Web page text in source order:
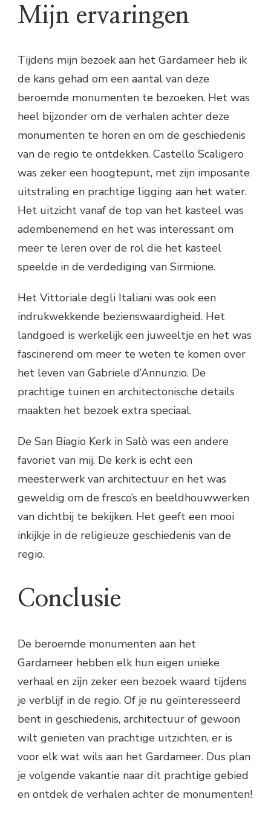
Mijn ervaringen
Tijdens mijn bezoek aan het Gardameer heb ik
de kans gehad om een aantal van deze
beroemde monumenten te bezoeken. Het was
heel bijzonder om de verhalen achter deze
monumenten te horen en om de geschiedenis
van de regio te ontdekken. Castello Scaligero
was zeker een hoogtepunt, met zijn imposante
uitstraling en prachtige ligging aan het water.
Het uitzicht vanaf de top van het kasteel was
adembenemend en het was interessant om
meer te leren over de rol die het kasteel
speelde in de verdediging van Sirmione.
Het Vittoriale degli Italiani was ook een
indrukwekkende bezienswaardigheid. Het
landgoed is werkelijk een juweeltje en het was
fascinerend om meer te weten te komen over
het leven van Gabriele d’Annunzio. De
prachtige tuinen en architectonische details
maakten het bezoek extra speciaal.
De San Biagio Kerk in Salò was een andere
favoriet van mij. De kerk is echt een
meesterwerk van architectuur en het was
geweldig om de fresco’s en beeldhouwwerken
van dichtbij te bekijken. Het geeft een mooi
inkijkje in de religieuze geschiedenis van de
regio.
Conclusie
De beroemde monumenten aan het
Gardameer hebben elk hun eigen unieke
verhaal en zijn zeker een bezoek waard tijdens
je verblijf in de regio. Of je nu geïnteresseerd
bent in geschiedenis, architectuur of gewoon
wilt genieten van prachtige uitzichten, er is
voor elk wat wils aan het Gardameer. Dus plan
je volgende vakantie naar dit prachtige gebied
en ontdek de verhalen achter de monumenten!